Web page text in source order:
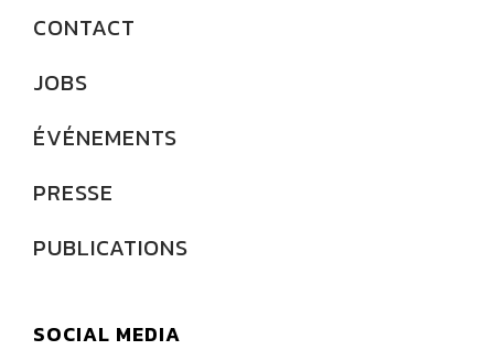
CONTACT
JOBS
ÉVÉNEMENTS
PRESSE
PUBLICATIONS
SOCIAL MEDIA